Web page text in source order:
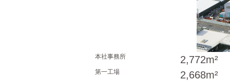
本社事務所 2,772m²
第一工場 2,668m²